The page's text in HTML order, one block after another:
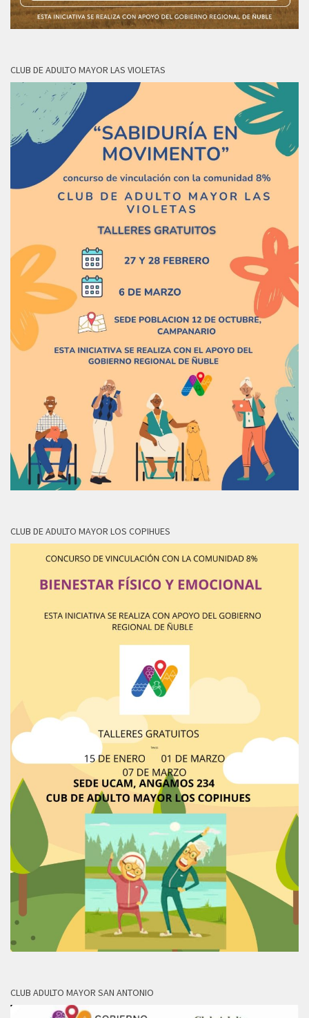
CLUB DE ADULTO MAYOR LAS VIOLETAS
CLUB DE ADULTO MAYOR LOS COPIHUES
CLUB ADULTO MAYOR SAN ANTONIO